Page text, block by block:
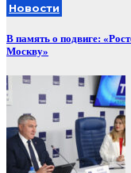
Новости
В память о подвиге:
Москву»